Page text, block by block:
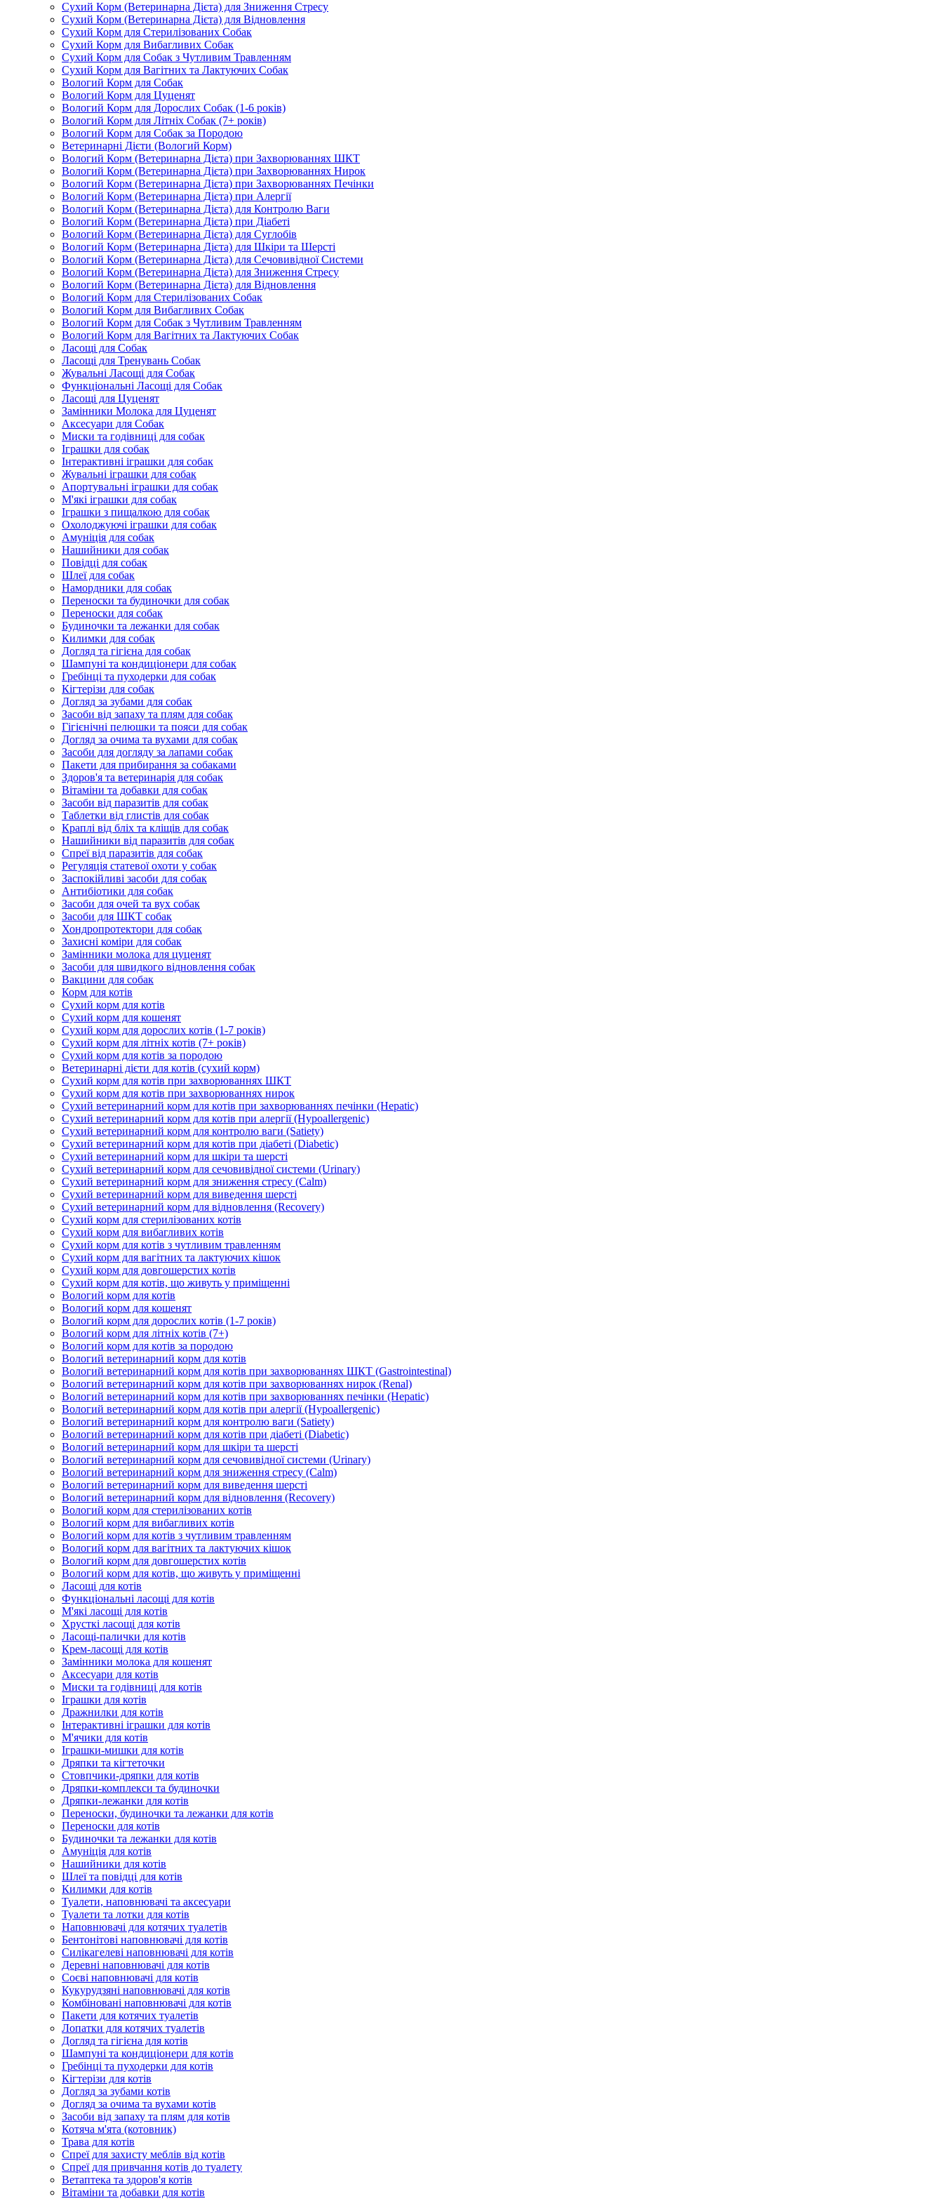
Сухий Корм (Ветеринарна Дієта) для Зниження Стресу
Сухий Корм (Ветеринарна Дієта) для Відновлення
Сухий Корм для Стерилізованих Собак
Сухий Корм для Вибагливих Собак
Сухий Корм для Собак з Чутливим Травленням
Сухий Корм для Вагітних та Лактуючих Собак
Вологий Корм для Собак
Вологий Корм для Цуценят
Вологий Корм для Дорослих Собак (1-6 років)
Вологий Корм для Літніх Собак (7+ років)
Вологий Корм для Собак за Породою
Ветеринарні Дієти (Вологий Корм)
Вологий Корм (Ветеринарна Дієта) при Захворюваннях ШКТ
Вологий Корм (Ветеринарна Дієта) при Захворюваннях Нирок
Вологий Корм (Ветеринарна Дієта) при Захворюваннях Печінки
Вологий Корм (Ветеринарна Дієта) при Алергії
Вологий Корм (Ветеринарна Дієта) для Контролю Ваги
Вологий Корм (Ветеринарна Дієта) при Діабеті
Вологий Корм (Ветеринарна Дієта) для Суглобів
Вологий Корм (Ветеринарна Дієта) для Шкіри та Шерсті
Вологий Корм (Ветеринарна Дієта) для Сечовивідної Системи
Вологий Корм (Ветеринарна Дієта) для Зниження Стресу
Вологий Корм (Ветеринарна Дієта) для Відновлення
Вологий Корм для Стерилізованих Собак
Вологий Корм для Вибагливих Собак
Вологий Корм для Собак з Чутливим Травленням
Вологий Корм для Вагітних та Лактуючих Собак
Ласощі для Собак
Ласощі для Тренувань Собак
Жувальні Ласощі для Собак
Функціональні Ласощі для Собак
Ласощі для Цуценят
Замінники Молока для Цуценят
Аксесуари для Собак
Миски та годівниці для собак
Іграшки для собак
Інтерактивні іграшки для собак
Жувальні іграшки для собак
Апортувальні іграшки для собак
М'які іграшки для собак
Іграшки з пищалкою для собак
Охолоджуючі іграшки для собак
Амуніція для собак
Нашийники для собак
Повідці для собак
Шлеї для собак
Намордники для собак
Переноски та будиночки для собак
Переноски для собак
Будиночки та лежанки для собак
Килимки для собак
Догляд та гігієна для собак
Шампуні та кондиціонери для собак
Гребінці та пуходерки для собак
Кігтерізи для собак
Догляд за зубами для собак
Засоби від запаху та плям для собак
Гігієнічні пелюшки та пояси для собак
Догляд за очима та вухами для собак
Засоби для догляду за лапами собак
Пакети для прибирання за собаками
Здоров'я та ветеринарія для собак
Вітаміни та добавки для собак
Засоби від паразитів для собак
Таблетки від глистів для собак
Краплі від бліх та кліщів для собак
Нашийники від паразитів для собак
Спреї від паразитів для собак
Регуляція статевої охоти у собак
Заспокійливі засоби для собак
Антибіотики для собак
Засоби для очей та вух собак
Засоби для ШКТ собак
Хондропротектори для собак
Захисні коміри для собак
Замінники молока для цуценят
Засоби для швидкого відновлення собак
Вакцини для собак
Корм для котів
Сухий корм для котів
Сухий корм для кошенят
Сухий корм для дорослих котів (1-7 років)
Сухий корм для літніх котів (7+ років)
Сухий корм для котів за породою
Ветеринарні дієти для котів (сухий корм)
Сухий корм для котів при захворюваннях ШКТ
Сухий корм для котів при захворюваннях нирок
Сухий ветеринарний корм для котів при захворюваннях печінки (Hepatic)
Сухий ветеринарний корм для котів при алергії (Hypoallergenic)
Сухий ветеринарний корм для контролю ваги (Satiety)
Сухий ветеринарний корм для котів при діабеті (Diabetic)
Сухий ветеринарний корм для шкіри та шерсті
Сухий ветеринарний корм для сечовивідної системи (Urinary)
Сухий ветеринарний корм для зниження стресу (Calm)
Сухий ветеринарний корм для виведення шерсті
Сухий ветеринарний корм для відновлення (Recovery)
Сухий корм для стерилізованих котів
Сухий корм для вибагливих котів
Сухий корм для котів з чутливим травленням
Сухий корм для вагітних та лактуючих кішок
Сухий корм для довгошерстих котів
Сухий корм для котів, що живуть у приміщенні
Вологий корм для котів
Вологий корм для кошенят
Вологий корм для дорослих котів (1-7 років)
Вологий корм для літніх котів (7+)
Вологий корм для котів за породою
Вологий ветеринарний корм для котів
Вологий ветеринарний корм для котів при захворюваннях ШКТ (Gastrointestinal)
Вологий ветеринарний корм для котів при захворюваннях нирок (Renal)
Вологий ветеринарний корм для котів при захворюваннях печінки (Hepatic)
Вологий ветеринарний корм для котів при алергії (Hypoallergenic)
Вологий ветеринарний корм для контролю ваги (Satiety)
Вологий ветеринарний корм для котів при діабеті (Diabetic)
Вологий ветеринарний корм для шкіри та шерсті
Вологий ветеринарний корм для сечовивідної системи (Urinary)
Вологий ветеринарний корм для зниження стресу (Calm)
Вологий ветеринарний корм для виведення шерсті
Вологий ветеринарний корм для відновлення (Recovery)
Вологий корм для стерилізованих котів
Вологий корм для вибагливих котів
Вологий корм для котів з чутливим травленням
Вологий корм для вагітних та лактуючих кішок
Вологий корм для довгошерстих котів
Вологий корм для котів, що живуть у приміщенні
Ласощі для котів
Функціональні ласощі для котів
М'які ласощі для котів
Хрусткі ласощі для котів
Ласощі-палички для котів
Крем-ласощі для котів
Замінники молока для кошенят
Аксесуари для котів
Миски та годівниці для котів
Іграшки для котів
Дражнилки для котів
Інтерактивні іграшки для котів
М'ячики для котів
Іграшки-мишки для котів
Дряпки та кігтеточки
Стовпчики-дряпки для котів
Дряпки-комплекси та будиночки
Дряпки-лежанки для котів
Переноски, будиночки та лежанки для котів
Переноски для котів
Будиночки та лежанки для котів
Амуніція для котів
Нашийники для котів
Шлеї та повідці для котів
Килимки для котів
Туалети, наповнювачі та аксесуари
Туалети та лотки для котів
Наповнювачі для котячих туалетів
Бентонітові наповнювачі для котів
Силікагелеві наповнювачі для котів
Деревні наповнювачі для котів
Соєві наповнювачі для котів
Кукурудзяні наповнювачі для котів
Комбіновані наповнювачі для котів
Пакети для котячих туалетів
Лопатки для котячих туалетів
Догляд та гігієна для котів
Шампуні та кондиціонери для котів
Гребінці та пуходерки для котів
Кігтерізи для котів
Догляд за зубами котів
Догляд за очима та вухами котів
Засоби від запаху та плям для котів
Котяча м'ята (котовник)
Трава для котів
Спреї для захисту меблів від котів
Спреї для привчання котів до туалету
Ветаптека та здоров'я котів
Вітаміни та добавки для котів